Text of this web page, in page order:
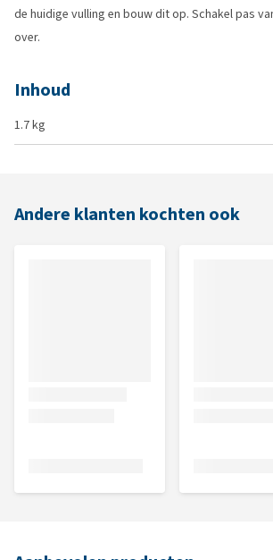
de huidige vulling en bouw dit op. Schakel pas
over.
Inhoud
1.7 kg
Andere klanten kochten ook